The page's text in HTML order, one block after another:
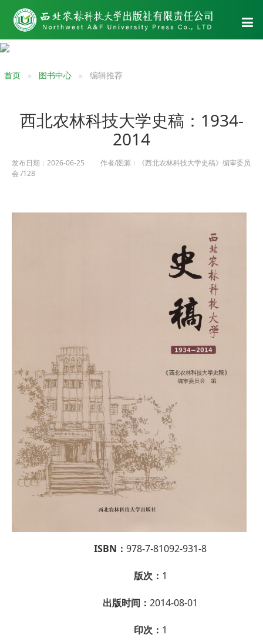
首页 图书中心 编辑推荐
西北农林科技大学史稿：1934-
2014
发布日期：2026-06-25 作者/图源：《西北农林科技大学史稿》编审委员
会 /128
ISBN： 978-7-81092-931-8
版次： 1
出版时间： 2014-08-01
印次： 1